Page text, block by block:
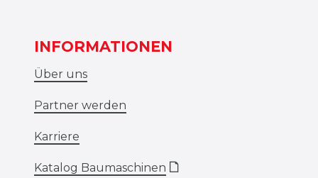
INFORMATIONEN
Über uns
Partner werden
Karriere
Katalog Baumaschinen 🗋